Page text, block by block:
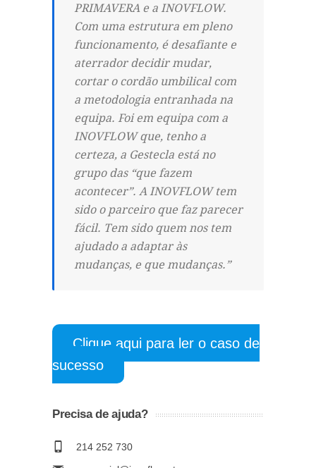
PRIMAVERA e a INOVFLOW.
Com uma estrutura em pleno
funcionamento, é desafiante e
aterrador decidir mudar,
cortar o cordão umbilical com
a metodologia entranhada na
equipa. Foi em equipa com a
INOVFLOW que, tenho a
certeza, a Gestecla está no
grupo das “que fazem
acontecer”. A INOVFLOW tem
sido o parceiro que faz parecer
fácil. Tem sido quem nos tem
ajudado a adaptar às
mudanças, e que mudanças.”
Clique aqui para ler o caso de
sucesso
Precisa de ajuda?
214 252 730